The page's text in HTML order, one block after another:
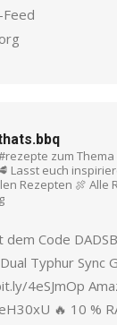
zum
Lasst euch
Rezepten 🍖 Alle